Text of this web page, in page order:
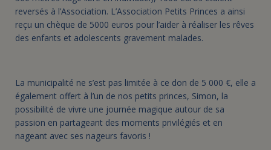
reversés à l’Association. L’Association Petits Princes a ainsi
reçu un chèque de 5000 euros pour l’aider à réaliser les rêves
des enfants et adolescents gravement malades.
La municipalité ne s’est pas limitée à ce don de 5 000 €, elle a
également offert à l’un de nos petits princes, Simon, la
possibilité de vivre une journée magique autour de sa
passion en partageant des moments privilégiés et en
nageant avec ses nageurs favoris !